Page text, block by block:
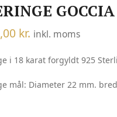
kr. inkl. moms
i 18 karat forgyldt 925
mål: Diameter 22 mm.